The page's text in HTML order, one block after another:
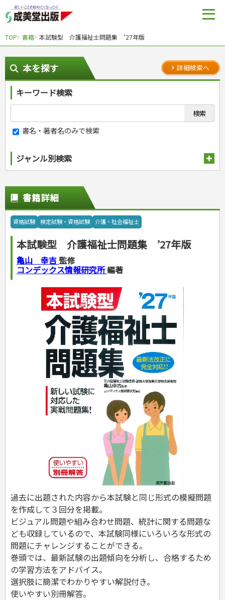
TOP 書籍 本試験型 介護福祉士問題集 ’27年版
本を探す 詳細検索へ
キーワード検索
書名・著者名のみで検索
ジャンル別検索
スポーツ
スポーツルール
野球
ゴルフ
ジュニアスポーツ
その他スポーツ
自然・アウトドア・ペット
アウトドア
犬・猫
園芸・野菜づくり
雑学
娯楽・ゲーム・占い
ナンプレ
ゲーム・マジック
家相・風水・占い
カルチャー・芸術・趣味
音楽・楽器
趣味・鑑賞・カメラ
絵画・デッサン
辞典
語学・旅行会話
運転免許
原付・二輪
普通免許
生活・暮らし
料理
料理・レシピ
各国料理
お弁当
健康メニュー・ダイエット
調理器具クッキング
お菓子・ケーキ・パン
飲み物・お酒
手芸・クラフト
ソーイング
クラフト
インテリア・ハウジング
収納・掃除・暮らし
美容・ファッション
ダイエット・エクササイズ
メイク・ネイル・ヘア
着物・着つけ
冠婚葬祭・手紙・ペン字
冠婚葬祭・スピーチ・マナー
手紙・ペン字
妊娠・出産・育児
妊娠・出産・育児
離乳食・幼児食・こどもレシピ
健康と保育
家庭医学・健康
ツボ・マッサージ
家庭医学・病気
健康知識
栄養事典
看護・介護
看護一般
介護一般
保育・教育
パネルシアター
指導マニュアル
こどもの本
児童一般
おりがみ・あやとり
なぞなぞ・ゲーム
のりもの・ずかん
読み物・絵本
音と光のでる絵本
学参・ドリル
夏休みドリル
学習・地図
自由研究・読書感想文
えんぴつちょう
就職活動
就職活動
就職試験
公務員試験
資格試験
英語検定・TOEIC
漢字検定・数学検定
簿記検定
看護・薬学
ケアマネジャー
介護・社会福祉士
保育士
司法書士・社労士
行政書士・宅建
衛生管理・運行管理
建築・土木
スキル・キャリアアップ
危険物取扱者
消防設備士
登録販売者
その他資格試験
経営・経済・法律
マネー・株・資産
ビジネス・法律
簿記・経理・税金・保険
その他ビジネス
自己啓発
自己啓発
ビジネス読み物
旅行・歴史
国内・海外旅行
国外旅行
国内旅行
散歩・グルメ
地理・歴史
地理・地図
歴史
成美文庫
その他文庫
ダイアリー
ダイアリー
プラチナダイアリー プレステージ
書籍詳細
資格試験 検定試験・資格試験 介護・社会福祉士
本試験型 介護福祉士問題集 ’27年版
亀山 幸吉 監修
コンデックス情報研究所編著
過去に出題された内容から本試験と同じ形式の模擬問題
を作成して３回分を掲載。
ビジュアル問題や組み合わせ問題、統計に関する問題な
ども収録しているので、本試験同様にいろいろな形式の
問題にチャレンジすることができる。
巻頭では、最新試験の出題傾向を分析し、合格するため
の学習方法をアドバイス。
選択肢に簡潔でわかりやすい解説付き。
使いやすい別冊解答。